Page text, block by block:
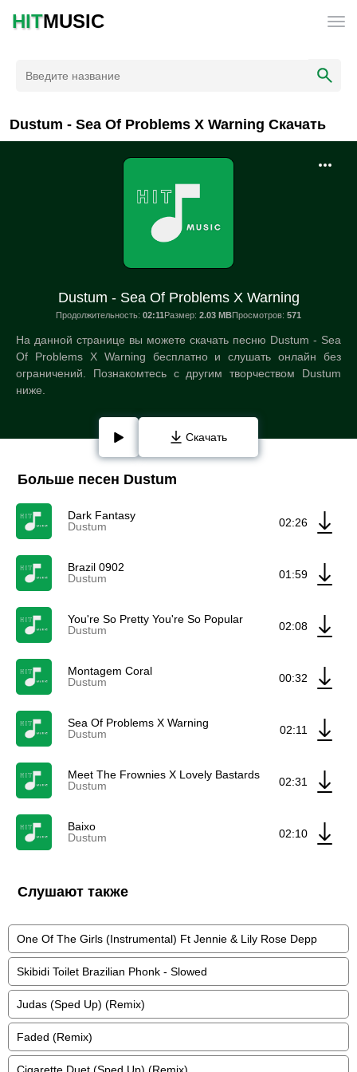
HITMUSIC
Dustum - Sea Of Problems X Warning Скачать
Dustum - Sea Of Problems X Warning
Продолжительность: 02:11Размер: 2.03 MBПросмотров: 571
На данной странице вы можете скачать песню Dustum - Sea
Of Problems X Warning бесплатно и слушать онлайн без
ограничений. Познакомтесь с другим творчеством Dustum
ниже.
Скачать
Больше песен Dustum
Dark Fantasy
Dustum
02:26
Brazil 0902
Dustum
01:59
You're So Pretty You're So Popular
Dustum
02:08
Montagem Coral
Dustum
00:32
Sea Of Problems X Warning
Dustum
02:11
Meet The Frownies X Lovely Bastards
Dustum
02:31
Baixo
Dustum
02:10
Слушают также
One Of The Girls (Instrumental) Ft Jennie & Lily Rose Depp
Skibidi Toilet Brazilian Phonk - Slowed
Judas (Sped Up) (Remix)
Faded (Remix)